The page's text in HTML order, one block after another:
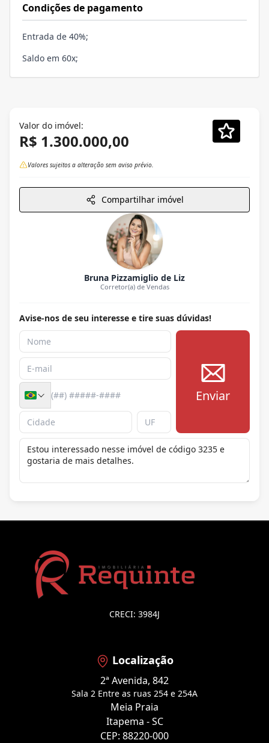
Condições de pagamento
Entrada de 40%;
Saldo em 60x;
Valor do imóvel:
R$ 1.300.000,00
Valores sujeitos a alteração sem aviso prévio.
Compartilhar imóvel
Bruna Pizzamiglio de Liz
Corretor(a) de Vendas
Avise-nos de seu interesse e tire suas dúvidas!
Enviar
CRECI: 3984J
Localização
2ª Avenida, 842
Sala 2 Entre as ruas 254 e 254A
Meia Praia
Itapema - SC
CEP: 88220-000